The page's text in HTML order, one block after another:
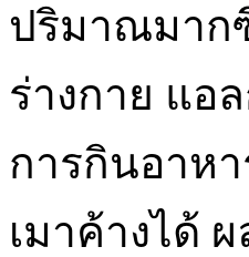
ปริมาณมาก
ร่างกาย แอ
การกินอาห
เมาค้างได้